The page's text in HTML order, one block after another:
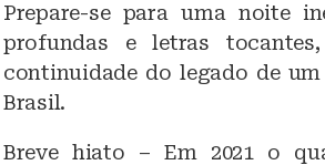
Prepare-se para uma noite
profundas e letras
continuidade do legado de
Brasil.
Breve hiato – Em 2021 o